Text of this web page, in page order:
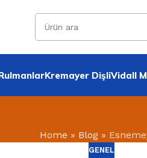
Kremayer DişliVidalI
Home » Blog»
GENEL